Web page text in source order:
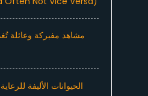
مشاهد مفبركة وعائلة
الحيوانات الأليفة